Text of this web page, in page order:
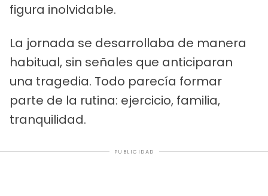
figura inolvidable.
La jornada se desarrollaba de manera
habitual, sin señales que anticiparan
una tragedia. Todo parecía formar
parte de la rutina: ejercicio, familia,
tranquilidad.
PUBLICIDAD